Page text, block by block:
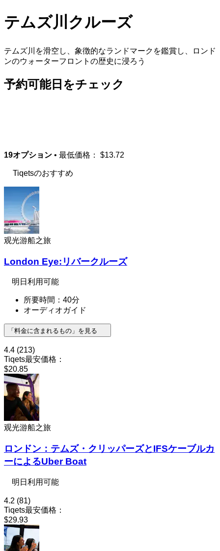
テムズ川クルーズ
テムズ川を滑空し、象徴的なランドマークを鑑賞し、ロンド
ンのウォーターフロントの歴史に浸ろう
予約可能日をチェック
19オプション • 最低価格： $13.72
Tiqetsのおすすめ
观光游船之旅
London Eye:リバークルーズ
明日利用可能
所要時間：40分
オーディオガイド
「料金に含まれるもの」を見る
4.4 (213)
Tiqets最安価格：
$20.85
观光游船之旅
ロンドン：テムズ・クリッパーズとIFSケーブルカ
ーによるUber Boat
明日利用可能
4.2 (81)
Tiqets最安価格：
$29.93